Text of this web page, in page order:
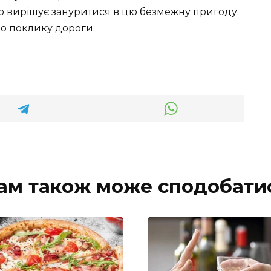
вирішує зануритися в цю безмежну пригоду.
поклику дороги.
також може